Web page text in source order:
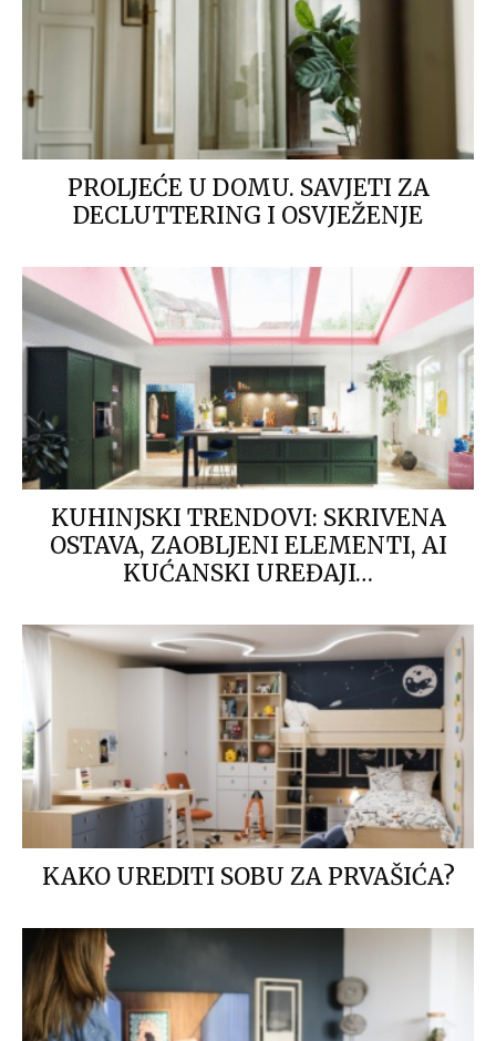
PROLJEĆE U DOMU. SAVJETI ZA
DECLUTTERING I OSVJEŽENJE
KUHINJSKI TRENDOVI: SKRIVENA
OSTAVA, ZAOBLJENI ELEMENTI, AI
KUĆANSKI UREĐAJI…
KAKO UREDITI SOBU ZA PRVAŠIĆA?